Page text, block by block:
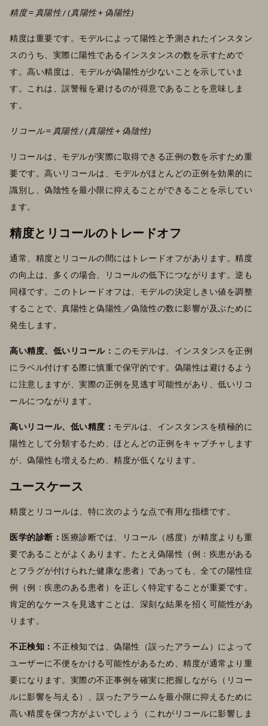
精度 = 真陽性 / (真陽性 + 偽陽性)
精度は重要です。モデルによって陽性と予測されたインスタン
スのうち、実際に陽性であるインスタンスの数を示すためで
す。高い精度は、モデルが偽陽性が少ないことを示していま
す。これは、誤警報を避けるのが得意であることを意味しま
す。
リコール = 真陽性 / (真陽性 + 偽陰性)
リコールは、モデルが実際に取得できる正例の数を示すため重
要です。高いリコールは、モデルがほとんどの正例を効果的に
識別し、偽陰性を最小限に抑えることができることを示してい
ます。
精度とリコールのトレードオフ
通常、精度とリコールの間にはトレードオフがあります。精度
の向上は、多くの場合、リコールの低下につながります。逆も
同様です。このトレードオフは、モデルの決定しきい値を調整
することで、真陽性と偽陽性／偽陰性の数に影響が及ぶために
発生します。
高い精度、低いリコール： このモデルは、インスタンスを正例
にラベル付けする際に慎重で保守的です。偽陽性は避けるよう
に注意しますが、実際の正例を見逃す可能性があり、低いリコ
ールにつながります。
高いリコール、低い精度： モデルは、インスタンスを積極的に
陽性として分類するため、ほとんどの正例をキャプチャします
が、偽陽性も増えるため、精度が低くなります。
ユースケース
精度とリコールは、特に次のような点で有用な指標です。
医学的診断： 医療診断では、リコール（感度）が精度よりも重
要であることがよくあります。たとえ偽陽性（例：疾患がある
とフラグが付けられた健康な患者）であっても、全ての陽性症
例（例：疾患のある患者）を正しく特定することが重要です。
肯定的なケースを見逃すことは、深刻な結果を招く可能性があ
ります。
不正検知： 不正検知では、偽陽性（誤ったアラーム）によって
ユーザーに不便をかける可能性があるため、精度が通常より重
要になります。実際の不正事例を確実に把握しながら（リコー
ルに影響を与える）、誤ったアラームを最小限に抑えるために
高い精度を保つ方がよいでしょう（これがリコールに影響しま